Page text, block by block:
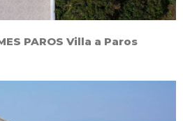
PAROS Villa a Paros